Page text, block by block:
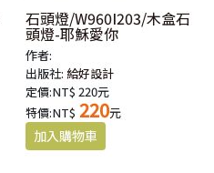
石頭燈/W960I203/木盒石
頭燈-耶穌愛你
作者:
出版社: 給好設計
定價:NT$ 220元
特價:NT$ 220元